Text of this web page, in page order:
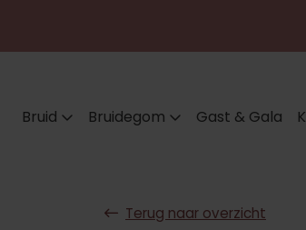
Bruid Bruidegom Gast & Gala
Terug naar overzicht